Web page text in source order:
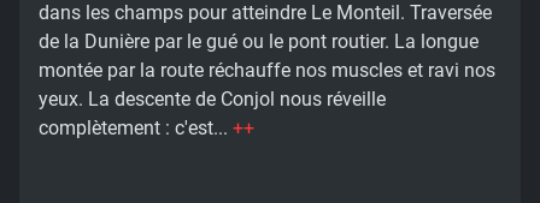
dans les champs pour atteindre Le Monteil. Traversée
de la Dunière par le gué ou le pont routier. La longue
montée par la route réchauffe nos muscles et ravi nos
yeux. La descente de Conjol nous réveille
complètement : c'est... ++